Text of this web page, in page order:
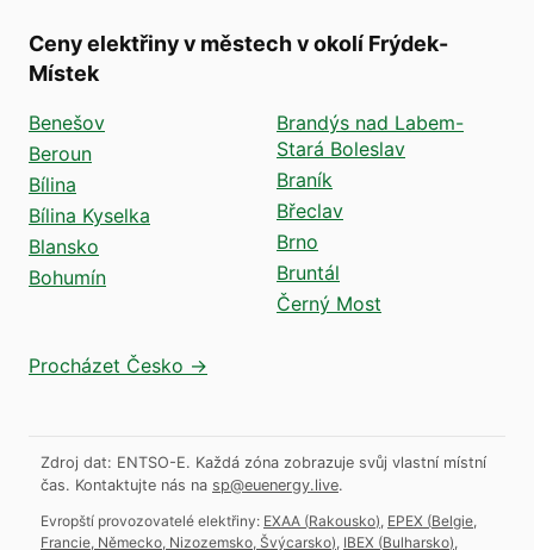
Ceny elektřiny v městech v okolí Frýdek-
Místek
Benešov
Beroun
Bílina
Bílina Kyselka
Blansko
Bohumín
Brandýs nad Labem-
Stará Boleslav
Braník
Břeclav
Brno
Bruntál
Černý Most
Procházet Česko →
Zdroj dat: ENTSO-E. Každá zóna zobrazuje svůj vlastní místní
čas. Kontaktujte nás na sp@euenergy.live.
Evropští provozovatelé elektřiny: EXAA (Rakousko) EPEX (Belgie,
Francie, Německo, Nizozemsko, Švýcarsko) IBEX (Bulharsko)